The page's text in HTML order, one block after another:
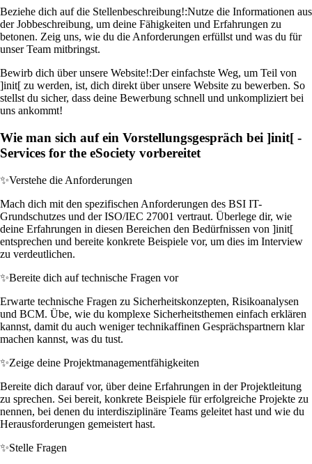
Beziehe dich auf die Stellenbeschreibung!:Nutze die Informationen aus
der Jobbeschreibung, um deine Fähigkeiten und Erfahrungen zu
betonen. Zeig uns, wie du die Anforderungen erfüllst und was du für
unser Team mitbringst.
Bewirb dich über unsere Website!:Der einfachste Weg, um Teil von
]init[ zu werden, ist, dich direkt über unsere Website zu bewerben. So
stellst du sicher, dass deine Bewerbung schnell und unkompliziert bei
uns ankommt!
Wie man sich auf ein Vorstellungsgespräch bei ]init[ -
Services for the eSociety vorbereitet
✨Verstehe die Anforderungen
Mach dich mit den spezifischen Anforderungen des BSI IT-
Grundschutzes und der ISO/IEC 27001 vertraut. Überlege dir, wie
deine Erfahrungen in diesen Bereichen den Bedürfnissen von ]init[
entsprechen und bereite konkrete Beispiele vor, um dies im Interview
zu verdeutlichen.
✨Bereite dich auf technische Fragen vor
Erwarte technische Fragen zu Sicherheitskonzepten, Risikoanalysen
und BCM. Übe, wie du komplexe Sicherheitsthemen einfach erklären
kannst, damit du auch weniger technikaffinen Gesprächspartnern klar
machen kannst, was du tust.
✨Zeige deine Projektmanagementfähigkeiten
Bereite dich darauf vor, über deine Erfahrungen in der Projektleitung
zu sprechen. Sei bereit, konkrete Beispiele für erfolgreiche Projekte zu
nennen, bei denen du interdisziplinäre Teams geleitet hast und wie du
Herausforderungen gemeistert hast.
✨Stelle Fragen